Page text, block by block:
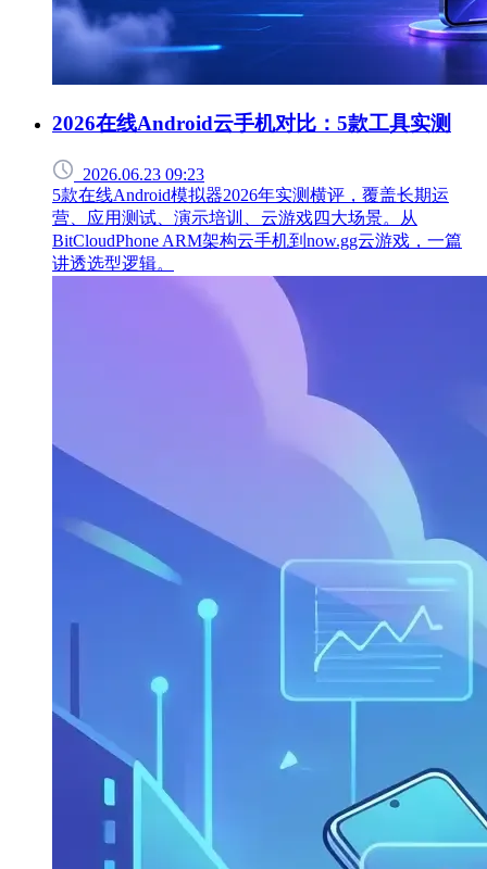
2026在线Android云手机对比：5款工具实测
2026.06.23 09:23
5款在线Android模拟器2026年实测横评，覆盖长期运
营、应用测试、演示培训、云游戏四大场景。从
BitCloudPhone ARM架构云手机到now.gg云游戏，一篇
讲透选型逻辑。